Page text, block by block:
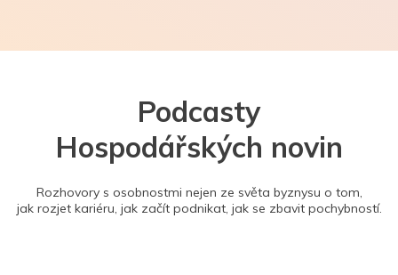
Podcasty
Hospodářských novin
Rozhovory s osobnostmi nejen ze světa byznysu o tom,
jak rozjet kariéru, jak začít podnikat, jak se zbavit pochybností.